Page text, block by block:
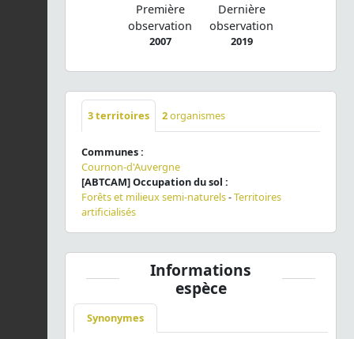
Première
observation
2007
Dernière
observation
2019
3territoires 2organismes
Communes :
Cournon-d'Auvergne
[ABTCAM] Occupation du sol :
Forêts et milieux semi-naturels-Territoires
artificialisés
Informations
espèce
Synonymes